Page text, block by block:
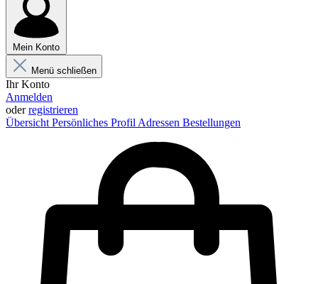
Mein Konto
Menü schließen
Ihr Konto
Anmelden
oderregistrieren
Übersicht Persönliches Profil Adressen Bestellungen